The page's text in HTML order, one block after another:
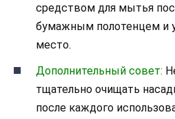
средством для мытья
бумажным полотенцем и
место.
Дополнительный совет:
тщательно очищать
после каждого